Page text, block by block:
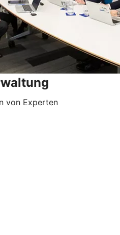
von Experten